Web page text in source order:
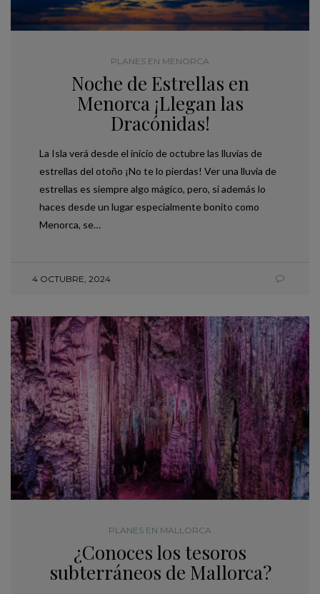
PLANES EN MENORCA
Noche de Estrellas en
Menorca ¡Llegan las
Dracónidas!
La Isla verá desde el inicio de octubre las lluvias de
estrellas del otoño ¡No te lo pierdas! Ver una lluvia de
estrellas es siempre algo mágico, pero, si además lo
haces desde un lugar especialmente bonito como
Menorca, se…
4 OCTUBRE, 2024
PLANES EN MALLORCA
¿Conoces los tesoros
subterráneos de Mallorca?